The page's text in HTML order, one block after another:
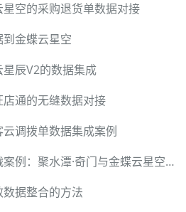
空的采购退货单数据对接
金蝶云星空
辰V2的数据集成
通的无缝数据对接
调拨单数据集成案例
优化企业数据对接的实战案例：聚水潭·奇门与金蝶云星空的无缝集成
据整合的方法